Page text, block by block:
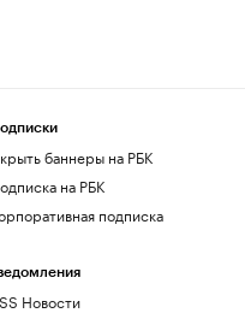
баннеры на РБК
на РБК
подписка
Новости